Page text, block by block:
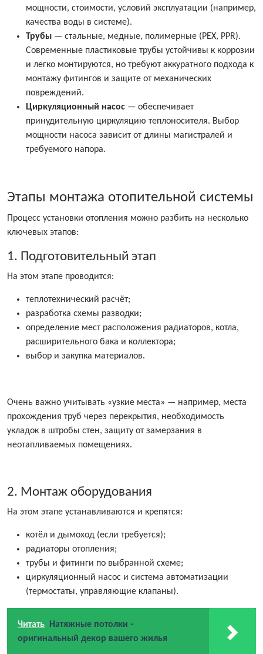
мощности, стоимости, условий эксплуатации (например,
качества воды в системе).
Трубы — стальные, медные, полимерные (PEX, PPR).
Современные пластиковые трубы устойчивы к коррозии
и легко монтируются, но требуют аккуратного подхода к
монтажу фитингов и защите от механических
повреждений.
Циркуляционный насос — обеспечивает
принудительную циркуляцию теплоносителя. Выбор
мощности насоса зависит от длины магистралей и
требуемого напора.
Этапы монтажа отопительной системы
Процесс установки отопления можно разбить на несколько
ключевых этапов:
1. Подготовительный этап
На этом этапе проводится:
теплотехнический расчёт;
разработка схемы разводки;
определение мест расположения радиаторов, котла,
расширительного бака и коллектора;
выбор и закупка материалов.
Очень важно учитывать «узкие места» — например, места
прохождения труб через перекрытия, необходимость
укладок в штробы стен, защиту от замерзания в
неотапливаемых помещениях.
2. Монтаж оборудования
На этом этапе устанавливаются и крепятся:
котёл и дымоход (если требуется);
радиаторы отопления;
трубы и фитинги по выбранной схеме;
циркуляционный насос и система автоматизации
(термостаты, управляющие клапаны).
Читать
Натяжные потолки -
оригинальный декор вашего жилья